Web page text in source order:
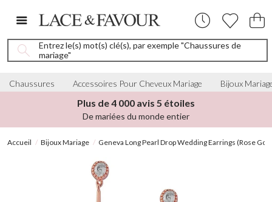
Entrez le(s) mot(s) clé(s), par exemple "Chaussures de
mariage"
Chaussures Accessoires Pour Cheveux Mariage Bijoux
Plus de 4 000 avis 5 étoiles
De mariées du monde entier
Accueil Bijoux Mariage Geneva Long Pearl Drop Wedding Earrings (Rose